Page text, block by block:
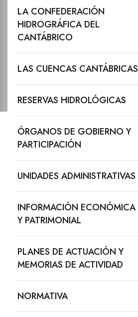
LA CONFEDERACIÓN
HIDROGRÁFICA DEL
CANTÁBRICO
LAS CUENCAS CANTÁBRICAS
RESERVAS HIDROLÓGICAS
ÓRGANOS DE GOBIERNO Y
PARTICIPACIÓN
UNIDADES ADMINISTRATIVAS
INFORMACIÓN ECONÓMICA
Y PATRIMONIAL
PLANES DE ACTUACIÓN Y
MEMORIAS DE ACTIVIDAD
NORMATIVA